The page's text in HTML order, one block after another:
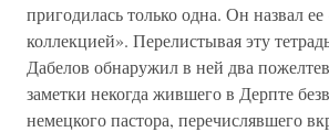
пригодилась только одна. Он назвал
коллекцией». Перелистывая эту
Дабелов обнаружил в ней два
заметки некогда жившего в Дерпте
немецкого пастора, перечислявшего